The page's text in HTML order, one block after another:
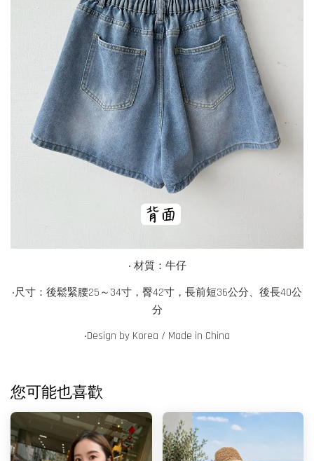
‧ 材質：牛仔
‧尺寸：後鬆緊腰25～34寸，臀42寸，長前短36公分、後長40公
分
‧Design by Korea / Made in China
您可能也喜歡